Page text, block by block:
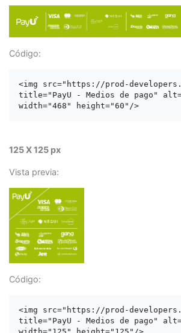
Código:
<img src="https://prod-
title="PayU - Medios de pago"
125 X 125 px
Vista previa:
Código:
<img src="https://prod-
title="PayU - Medios de pago"